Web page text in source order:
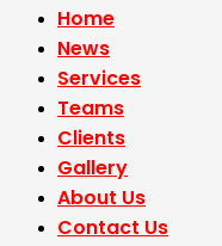
Home
News
Services
Teams
Clients
Gallery
About Us
Contact Us